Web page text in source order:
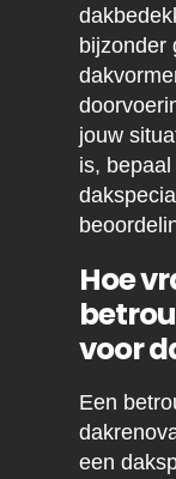
bijzonder
jouw
is,
Hoe
voor
Een
een